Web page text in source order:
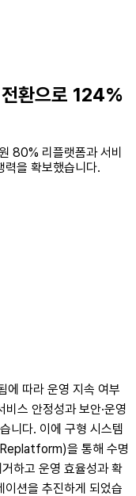
환으로 124%
80% 리플랫폼과 서비
력을 확보했습니다.
따라 운영 지속 여부
스 안정성과 보안·운영
니다. 이에 구형 시스템
을 통해 수명
하고 운영 효율성과 확
션을 추진하게 되었습